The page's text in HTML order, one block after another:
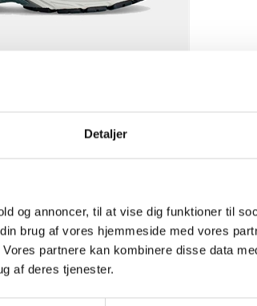
Detaljer
og annoncer, til at vise dig funktioner til
brug af vores hjemmeside med vores
partnere kan kombinere disse data
af deres tjenester.